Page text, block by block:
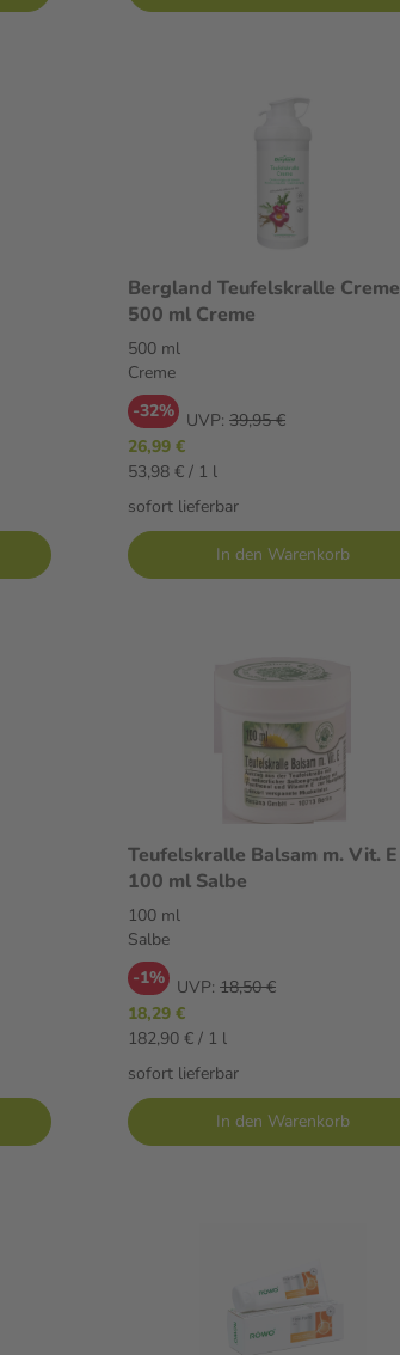
Bergland Teufelskralle Creme
500 ml Creme
500 ml
Creme
-32% UVP: 39,95 €
26,99 €
53,98 € / 1 l
sofort lieferbar
In den Warenkorb
Teufelskralle Balsam m. Vit. E
100 ml Salbe
100 ml
Salbe
-1% UVP: 18,50 €
18,29 €
182,90 € / 1 l
sofort lieferbar
In den Warenkorb